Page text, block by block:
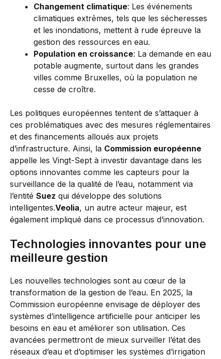
Changement climatique: Les événements
climatiques extrêmes, tels que les sécheresses
et les inondations, mettent à rude épreuve la
gestion des ressources en eau.
Population en croissance: La demande en eau
potable augmente, surtout dans les grandes
villes comme Bruxelles, où la population ne
cesse de croître.
Les politiques européennes tentent de s’attaquer à
ces problématiques avec des mesures réglementaires
et des financements alloués aux projets
d’infrastructure. Ainsi, la Commission européenne
appelle les Vingt-Sept à investir davantage dans les
options innovantes comme les capteurs pour la
surveillance de la qualité de l’eau, notamment via
l’entité Suez qui développe des solutions
intelligentes.Veolia, un autre acteur majeur, est
également impliqué dans ce processus d’innovation.
Technologies innovantes pour une
meilleure gestion
Les nouvelles technologies sont au cœur de la
transformation de la gestion de l’eau. En 2025, la
Commission européenne envisage de déployer des
systèmes d’intelligence artificielle pour anticiper les
besoins en eau et améliorer son utilisation. Ces
avancées permettront de mieux surveiller l’état des
réseaux d’eau et d’optimiser les systèmes d’irrigation